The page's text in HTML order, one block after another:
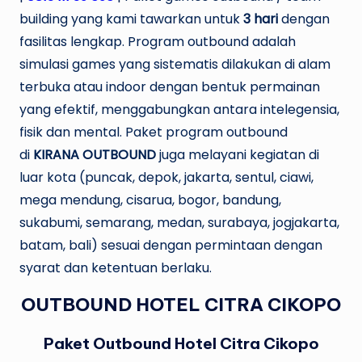
U
N
D
building yang kami tawarkan untuk3 haridengan
fasilitas lengkap. Program outbound adalah
simulasi games yang sistematis dilakukan di alam
terbuka atau indoor dengan bentuk permainan
yang efektif, menggabungkan antara intelegensia,
fisik dan mental. Paket program outbound
di KIRANA OUTBOUNDjuga melayani kegiatan di
luar kota (puncak, depok, jakarta, sentul, ciawi,
mega mendung, cisarua, bogor, bandung,
sukabumi, semarang, medan, surabaya, jogjakarta,
batam, bali) sesuai dengan permintaan dengan
syarat dan ketentuan berlaku.
OUTBOUND HOTEL CITRA CIKOPO
Paket Outbound Hotel Citra Cikopo